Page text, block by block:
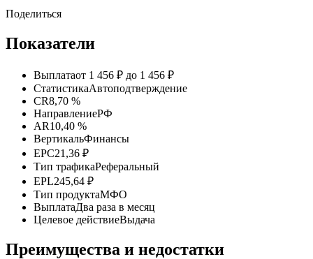
Поделиться
Показатели
Выплатаот 1 456 ₽ до 1 456 ₽
СтатистикаАвтоподтверждение
CR8,70 %
НаправлениеРФ
AR10,40 %
ВертикальФинансы
EPC21,36 ₽
Тип трафикаРеферальный
EPL245,64 ₽
Тип продуктаМФО
ВыплатаДва раза в месяц
Целевое действиеВыдача
Преимущества и недостатки